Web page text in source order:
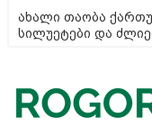
ახალი თაობა
სილუეტები და